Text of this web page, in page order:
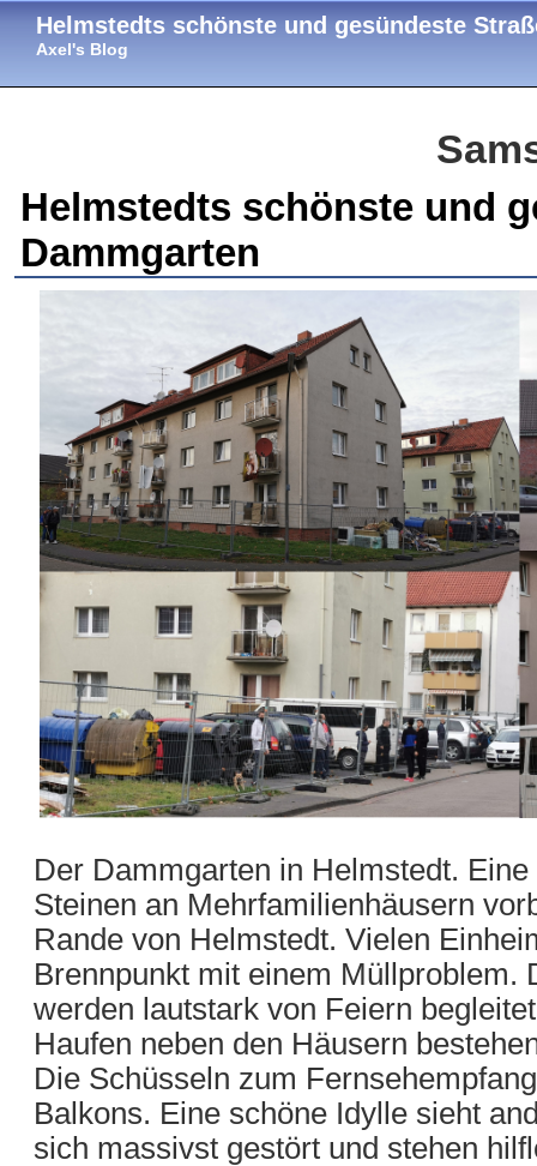
Helmstedts schönste und gesündeste
Axel's Blog
Helmstedts schönste und
Dammgarten
Der Dammgarten in Helmstedt.
Steinen an Mehrfamilienhäusern
Rande von Helmstedt. Vielen
Brennpunkt mit einem Müllproblem.
werden lautstark von Feiern
Haufen neben den Häusern
Die Schüsseln zum
Balkons. Eine schöne Idylle sieht
sich massivst gestört und stehen